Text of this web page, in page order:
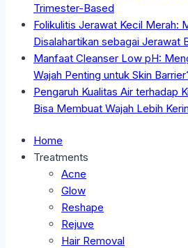
Trimester-Based
Folikulitis Jerawat Kecil Merah:
Disalahartikan sebagai Jerawat
Manfaat Cleanser Low pH:
Wajah Penting untuk Skin
Pengaruh Kualitas Air terhadap
Bisa Membuat Wajah Lebih
Home
Treatments
Acne
Glow
Reshape
Rejuve
Hair Removal